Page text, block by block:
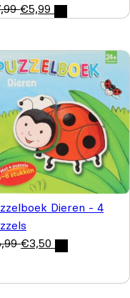
€5,99
Dieren - 4
€3,50